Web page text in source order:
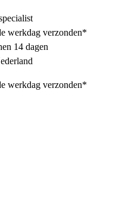
werkdag verzonden*
14 dagen
werkdag verzonden*